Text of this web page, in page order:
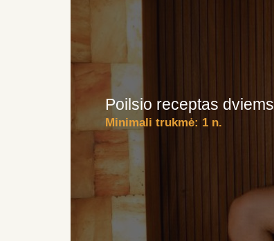
Poilsio receptas dviems
Minimali trukmė: 1 n.